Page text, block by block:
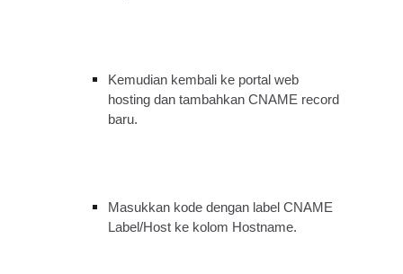
Kemudian kembali ke portal web
hosting dan tambahkan CNAME record
baru.
Masukkan kode dengan label CNAME
Label/Host ke kolom Hostname.